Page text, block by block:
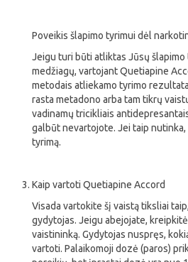
Poveikis šlapimo tyrimui dėl
Jeigu turi būti atliktas Jūsų
medžiagų, vartojant Quetiapine
metodais atliekamo tyrimo
rasta metadono arba tam tikrų
vadinamų tricikliais
galbūt nevartojote. Jei taip
tyrimą.
Kaip vartoti Quetiapine Accord
Visada vartokite šį vaistą tiksliai
gydytojas. Jeigu abejojate,
vaistininką. Gydytojas nuspręs,
vartoti. Palaikomoji dozė (paros)